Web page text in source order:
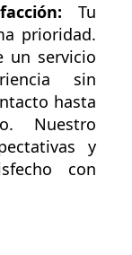
Tu
prioridad.
un servicio
sin
hasta
Nuestro
y
con